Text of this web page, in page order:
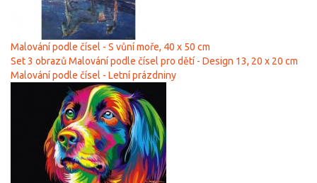
Malování podle čísel - S vůní moře, 40 х 50 cm
Set 3 obrazů Malování podle čísel pro dětí - Design 13, 20 x 20 cm
Malování podle čísel - Letní prázdniny